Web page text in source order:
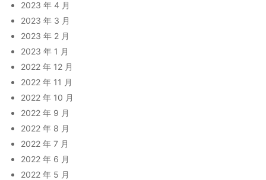
2023 年 4 月
2023 年 3 月
2023 年 2 月
2023 年 1 月
2022 年 12 月
2022 年 11 月
2022 年 10 月
2022 年 9 月
2022 年 8 月
2022 年 7 月
2022 年 6 月
2022 年 5 月